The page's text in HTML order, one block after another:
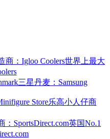
世界上最大
三星丹麦：Samsung
乐高小人仔商
英国No.1